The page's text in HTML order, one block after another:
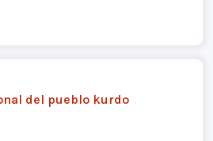
del pueblo kurdo